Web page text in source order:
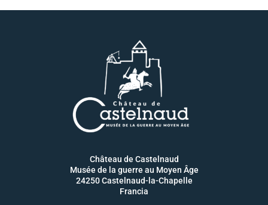
Château de Castelnaud
Musée de la guerre au Moyen Âge
24250 Castelnaud-la-Chapelle
Francia